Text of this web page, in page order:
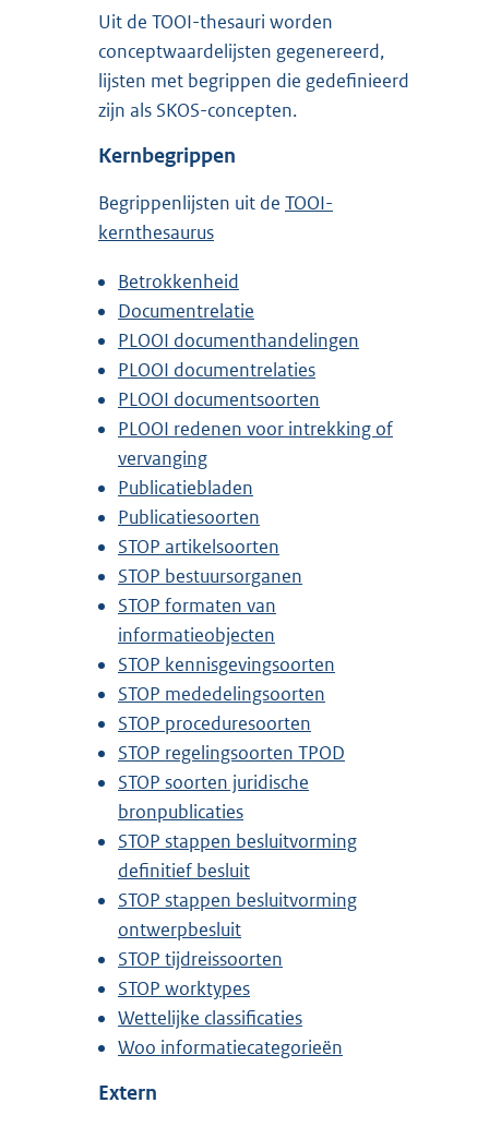
Uit de TOOI-thesauri worden
conceptwaardelijsten gegenereerd,
lijsten met begrippen die gedefinieerd
zijn als SKOS-concepten.
Kernbegrippen
Begrippenlijsten uit de TOOI-
kernthesaurus
Betrokkenheid
Documentrelatie
PLOOI documenthandelingen
PLOOI documentrelaties
PLOOI documentsoorten
PLOOI redenen voor intrekking of
vervanging
Publicatiebladen
Publicatiesoorten
STOP artikelsoorten
STOP bestuursorganen
STOP formaten van
informatieobjecten
STOP kennisgevingsoorten
STOP mededelingsoorten
STOP proceduresoorten
STOP regelingsoorten TPOD
STOP soorten juridische
bronpublicaties
STOP stappen besluitvorming
definitief besluit
STOP stappen besluitvorming
ontwerpbesluit
STOP tijdreissoorten
STOP worktypes
Wettelijke classificaties
Woo informatiecategorieën
Extern